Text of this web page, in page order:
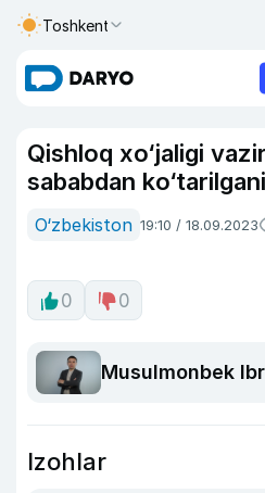
Toshkent
Qishloq xo‘jaligi
sababdan
O‘zbekiston 19:10 / 18.09.2023
0 0
Musulmonbek
Izohlar